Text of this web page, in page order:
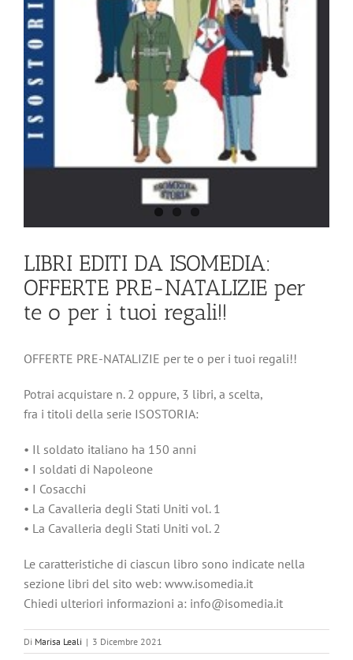
LIBRI EDITI DA ISOMEDIA:
OFFERTE PRE-NATALIZIE per
te o per i tuoi regali!!
OFFERTE PRE-NATALIZIE per te o per i tuoi regali!!
Potrai acquistare n. 2 oppure, 3 libri, a scelta,
fra i titoli della serie ISOSTORIA:
• Il soldato italiano ha 150 anni
• I soldati di Napoleone
• I Cosacchi
• La Cavalleria degli Stati Uniti vol. 1
• La Cavalleria degli Stati Uniti vol. 2
Le caratteristiche di ciascun libro sono indicate nella
sezione libri del sito web: www.isomedia.it
Chiedi ulteriori informazioni a: info@isomedia.it
Di Marisa Leali | 3 Dicembre 2021